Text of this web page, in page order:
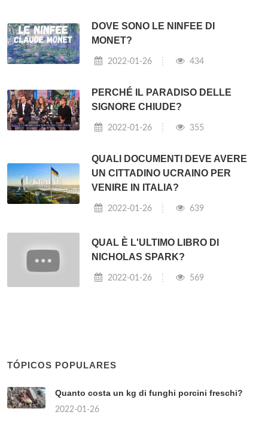
DOVE SONO LE NINFEE DI
MONET?
2022-01-26 434
PERCHÉ IL PARADISO DELLE
SIGNORE CHIUDE?
2022-01-26 355
QUALI DOCUMENTI DEVE AVERE
UN CITTADINO UCRAINO PER
VENIRE IN ITALIA?
2022-01-26 639
QUAL È L'ULTIMO LIBRO DI
NICHOLAS SPARK?
2022-01-26 569
TÓPICOS POPULARES
Quanto costa un kg di funghi porcini freschi?
2022-01-26